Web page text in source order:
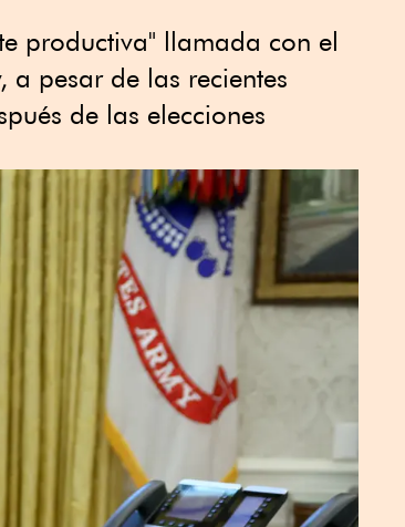
productiva" llamada con el
pesar de las recientes
de las elecciones